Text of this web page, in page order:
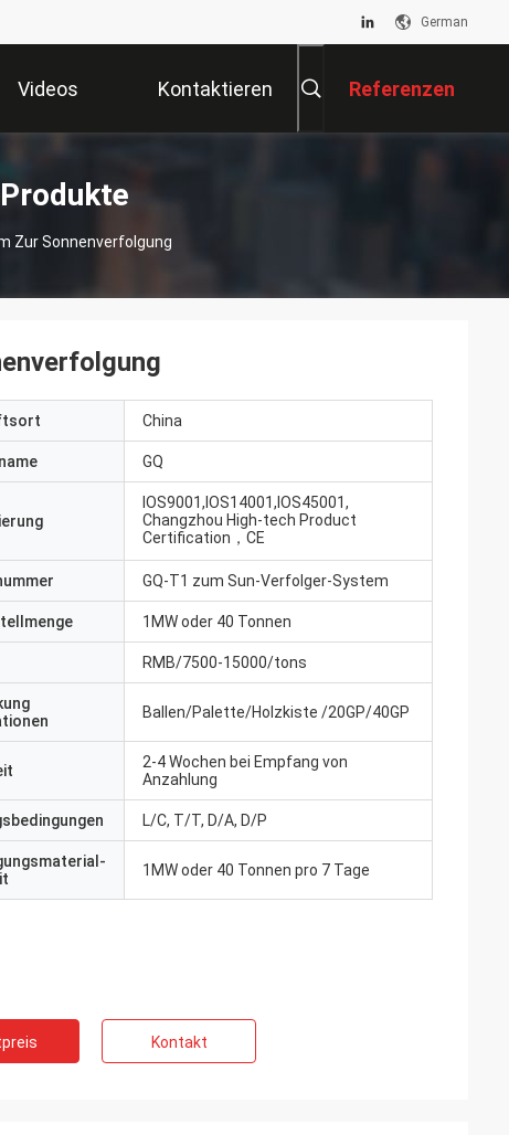
German
Videos Kontaktieren Referenzen
Zur Sonnenverfolgung
China
GQ
IOS9001,IOS14001,IOS45001,
Changzhou High-tech Product
Certification，CE
GQ-T1 zum Sun-Verfolger-System
1MW oder 40 Tonnen
RMB/7500-15000/tons
Ballen/Palette/Holzkiste /20GP/40GP
2-4 Wochen bei Empfang von
Anzahlung
L/C, T/T, D/A, D/P
1MW oder 40 Tonnen pro 7 Tage
Kontakt